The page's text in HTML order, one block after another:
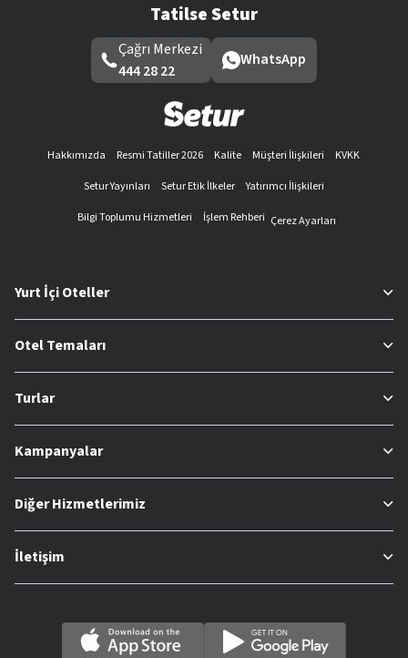
Tatilse Setur
Çağrı Merkezi
444 28 22
WhatsApp
Hakkımızda Resmi Tatiller 2026 Kalite Müşteri İlişkileri
KVKK
Setur Yayınları
Setur Etik İlkeler
Yatırımcı İlişkileri
Bilgi Toplumu Hizmetleri
İşlem Rehberi Çerez Ayarları
Yurt İçi Oteller
Otel Temaları
Turlar
Kampanyalar
Diğer Hizmetlerimiz
İletişim